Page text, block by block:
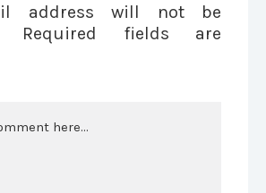
address will not be
Required fields are